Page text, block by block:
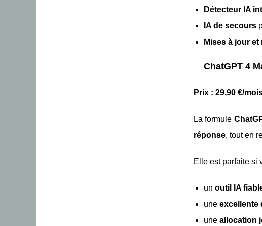
Détecteur IA
IA de secours
Mises à jour
ChatGPT 4
Prix : 29,90 €/
La formule
réponse, tout en
Elle est parfaite si
un outil IA
une excellente
une allocation